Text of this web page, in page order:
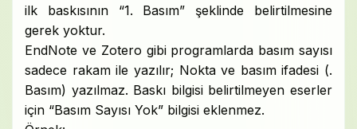
ilk baskısının “1. Basım” şeklinde belirtilmesine
gerek yoktur.
EndNote ve Zotero gibi programlarda basım sayısı
sadece rakam ile yazılır; Nokta ve basım ifadesi (.
Basım) yazılmaz. Baskı bilgisi belirtilmeyen eserler
için “Basım Sayısı Yok” bilgisi eklenmez.